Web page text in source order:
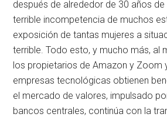
después de alrededor de 30 años
terrible incompetencia de muchos
exposición de tantas mujeres a
terrible. Todo esto, y mucho más, al
los propietarios de Amazon y Zoom
empresas tecnológicas obtienen
el mercado de valores, impulsado
bancos centrales, continúa con la